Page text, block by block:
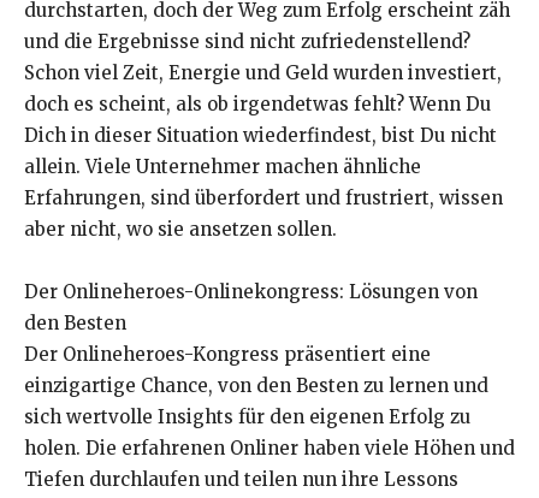
durchstarten, doch der Weg zum Erfolg erscheint zäh
und die Ergebnisse sind nicht zufriedenstellend?
Schon viel Zeit, Energie und Geld wurden investiert,
doch es scheint, als ob irgendetwas fehlt? Wenn Du
Dich in dieser Situation wiederfindest, bist Du nicht
allein. Viele Unternehmer machen ähnliche
Erfahrungen, sind überfordert und frustriert, wissen
aber nicht, wo sie ansetzen sollen.
Der Onlineheroes-Onlinekongress: Lösungen von
den Besten
Der Onlineheroes-Kongress präsentiert eine
einzigartige Chance, von den Besten zu lernen und
sich wertvolle Insights für den eigenen Erfolg zu
holen. Die erfahrenen Onliner haben viele Höhen und
Tiefen durchlaufen und teilen nun ihre Lessons